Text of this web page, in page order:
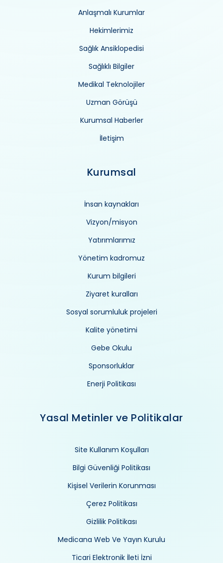
Anlaşmalı Kurumlar
Hekimlerimiz
Sağlık Ansiklopedisi
Sağlıklı Bilgiler
Medikal Teknolojiler
Uzman Görüşü
Kurumsal Haberler
İletişim
Kurumsal
İnsan kaynakları
Vizyon/misyon
Yatırımlarımız
Yönetim kadromuz
Kurum bilgileri
Ziyaret kuralları
Sosyal sorumluluk projeleri
Kalite yönetimi
Gebe Okulu
Sponsorluklar
Enerji Politikası
Yasal Metinler ve Politikalar
Site Kullanım Koşulları
Bilgi Güvenliği Politikası
Kişisel Verilerin Korunması
Çerez Politikası
Gizlilik Politikası
Medicana Web Ve Yayın Kurulu
Ticari Elektronik İleti İzni